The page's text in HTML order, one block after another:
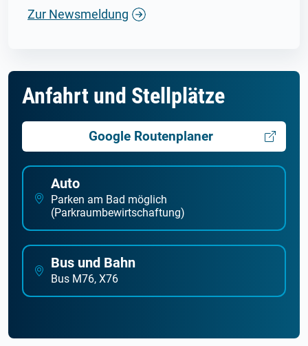
Zur Newsmeldung
Anfahrt und Stellplätze
Google Routenplaner
Auto
Parken am Bad möglich
(Parkraumbewirtschaftung)
Bus und Bahn
Bus M76, X76